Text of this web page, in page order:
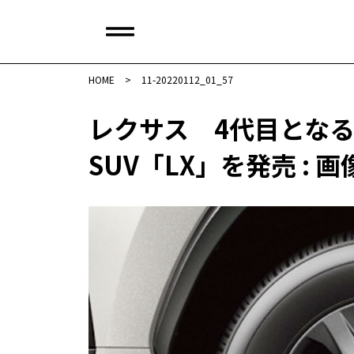
HOME > 11-20220112_01_57
レクサス 4代目とな
SUV「LX」を発売 :